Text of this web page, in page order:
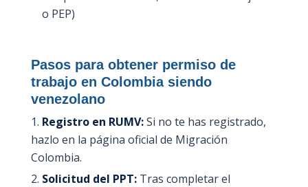
o PEP)
Pasos para obtener permiso de
trabajo en Colombia siendo
venezolano
Registro en RUMV:Si no te has registrado,
hazlo en la página oficial de Migración
Colombia.
Solicitud del PPT:Tras completar el